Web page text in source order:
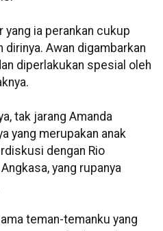
yang ia perankan cukup
Awan digambarkan
diperlakukan spesial oleh
tak jarang Amanda
yang merupakan anak
dengan Rio
yang rupanya
teman-temanku yang